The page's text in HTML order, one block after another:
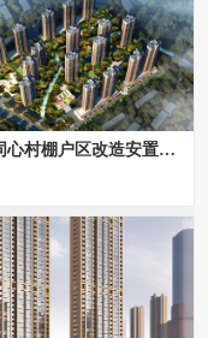
上饶同心村棚户区改造安置小区